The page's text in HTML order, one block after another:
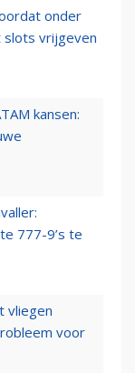
onder
slots vrijgeven
kansen:
777-9’s te
vliegen
voor